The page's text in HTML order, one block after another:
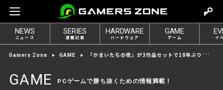
e
t
NEWS
ニュース
SERIES
連載記事
HARDWARE
ハードウェア
GAME
ゲーム イ
Gamers Zone GAME 『かまいたちの夜』が3作品セットで18年ぶりの移植！ Steam、Switch、PS4／PS5で9月19日発売
GAME PCゲームで勝ち抜くための情報満載！